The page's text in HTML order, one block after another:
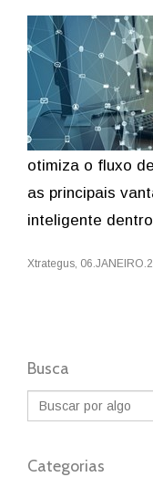
otimiza o fluxo
as principais
inteligente
Xtrategus,
Busca
Categorias